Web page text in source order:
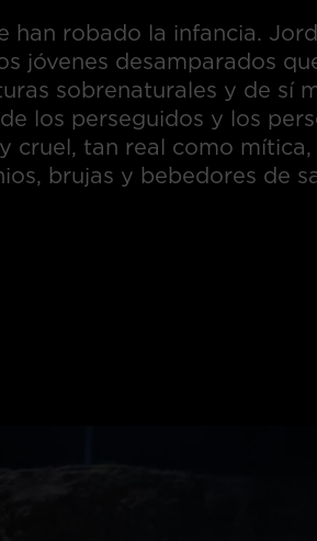
han robado la infancia.
jóvenes desamparados
sobrenaturales y de sí
los perseguidos y los
cruel, tan real como
brujas y bebedores de